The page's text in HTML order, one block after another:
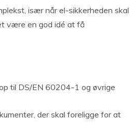
især når el-sikkerheden skal
være en god idé at få
til DS/EN 60204-1 og øvrige
der skal foreligge for at